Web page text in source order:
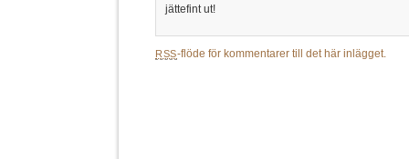
jättefint ut!
RSS-flöde för kommentarer till det här inlägget.